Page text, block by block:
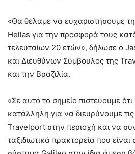
«Θα θέλαμε να ευχαριστήσουμε
Hellas για την προσφορά τους
τελευταίων 20 ετών», δήλωσε ο
και Διευθύνων Σύμβουλος της
και την Βραζιλία.
«Σε αυτό το σημείο πιστεύουμε ότι
κατάλληλη για να διευρύνουμε
Travelport στην περιοχή και να
ταξιδιωτικά πρακτορεία που